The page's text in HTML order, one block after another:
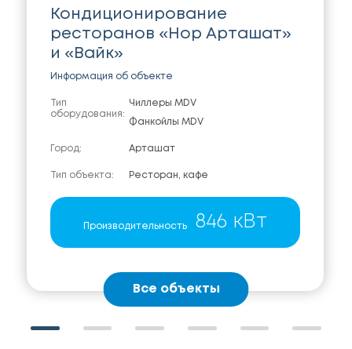
Кондиционирование
ресторанов «Нор Арташат»
и «Вайк»
Информация об объекте
Тип
оборудования:
Чиллеры MDV
Фанкойлы MDV
Город: Арташат
Тип объекта: Ресторан, кафе
Производительность 846 кВт
Все объекты